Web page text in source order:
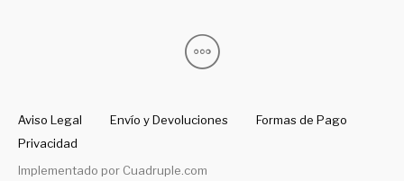
Aviso Legal Envío y Devoluciones
Formas de Pago
Privacidad
Implementado por Cuadruple.com